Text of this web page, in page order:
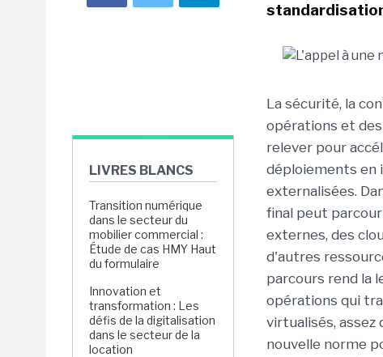
LIVRES BLANCS
Transition numérique
dans le secteur du
mobilier commercial :
Étude de cas HMY Haut
du formulaire
Innovation et
transformation : Les
défis de la digitalisation
dans le secteur de la
location
La sécurité, la
opérations et
relever pour
déploiements en
externalisées.
final peut
externes, des
d'autres
parcours rend la
opérations qui
virtualisés, assez
nouvelle norme